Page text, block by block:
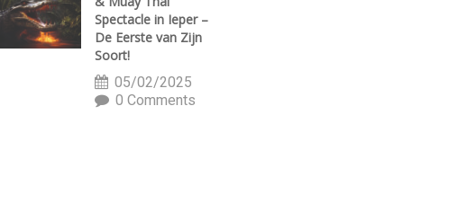
Spectacle in Ieper –
De Eerste van Zijn
Soort!
05/02/2025
0 Comments